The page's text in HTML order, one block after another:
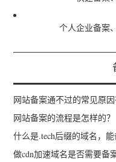
个人企业备案
网站备案通不过的常见原因
网站备案的流程是怎样的？
什么是.tech后缀的域名，能
做cdn加速域名是否需要备